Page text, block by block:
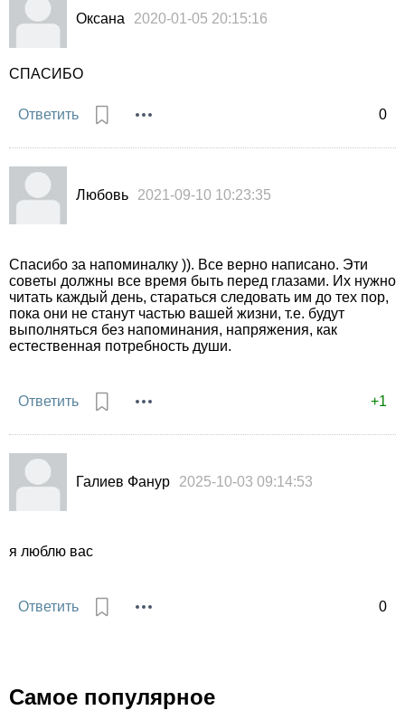
Оксана 2020-01-05 20:15:16
0
СПАСИБО
Ответить
Любовь 2021-09-10 10:23:35
+1
Спасибо за напоминалку )). Все верно написано. Эти
советы должны все время быть перед глазами. Их нужно
читать каждый день, стараться следовать им до тех пор,
пока они не станут частью вашей жизни, т.е. будут
выполняться без напоминания, напряжения, как
естественная потребность души.
Ответить
Галиев Фанур 2025-10-03 09:14:53
0
я люблю вас
Ответить
Самое популярное